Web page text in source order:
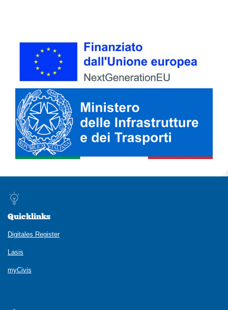
Quicklinks
Digitales Register
Lasis
myCivis